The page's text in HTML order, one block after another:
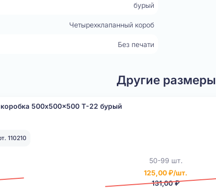
бурый
Четырехклапанный короб
Без печати
Другие размеры
коробка 500x500x500 Т-22 бурый
110210
50-99 шт.
125,00 ₽/шт.
131,00 ₽